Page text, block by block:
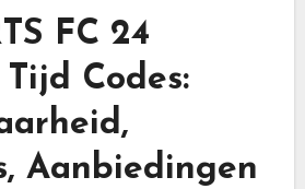
FC 24
Codes:
Aanbiedingen